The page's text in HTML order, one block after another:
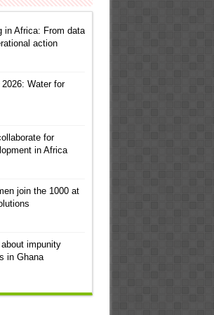
in Africa: From data
action
Water for
for
in Africa
join the 1000 at
impunity
in Ghana